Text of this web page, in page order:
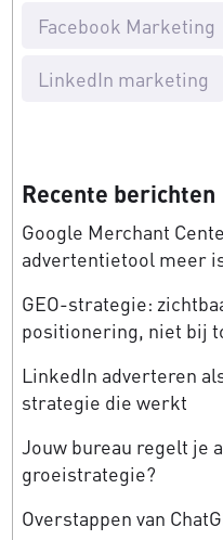
Facebook Marketing
LinkedIn marketing
Recente berichten
Google Merchant
advertentietool meer
GEO-strategie:
positionering, niet bij
LinkedIn adverteren
strategie die werkt
Jouw bureau regelt je
groeistrategie?
Overstappen van